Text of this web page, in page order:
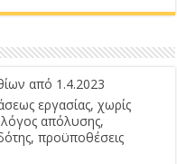
από 1.4.2023
εργασίας, χωρίς
λόγος απόλυσης,
προϋποθέσεις